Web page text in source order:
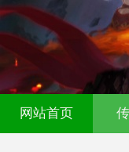
传奇发布网-
网站首页